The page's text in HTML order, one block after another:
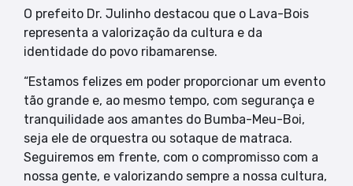
O prefeito Dr. Julinho destacou que o Lava-Bois
representa a valorização da cultura e da
identidade do povo ribamarense.
“Estamos felizes em poder proporcionar um evento
tão grande e, ao mesmo tempo, com segurança e
tranquilidade aos amantes do Bumba-Meu-Boi,
seja ele de orquestra ou sotaque de matraca.
Seguiremos em frente, com o compromisso com a
nossa gente, e valorizando sempre a nossa cultura,